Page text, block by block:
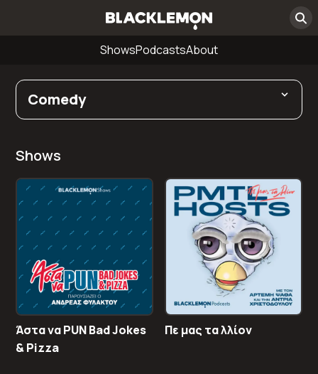
ShowsPodcastsAbout
Comedy
Shows
Άστα να PUN Bad Jokes
& Pizza
Πε μας τα λλίον